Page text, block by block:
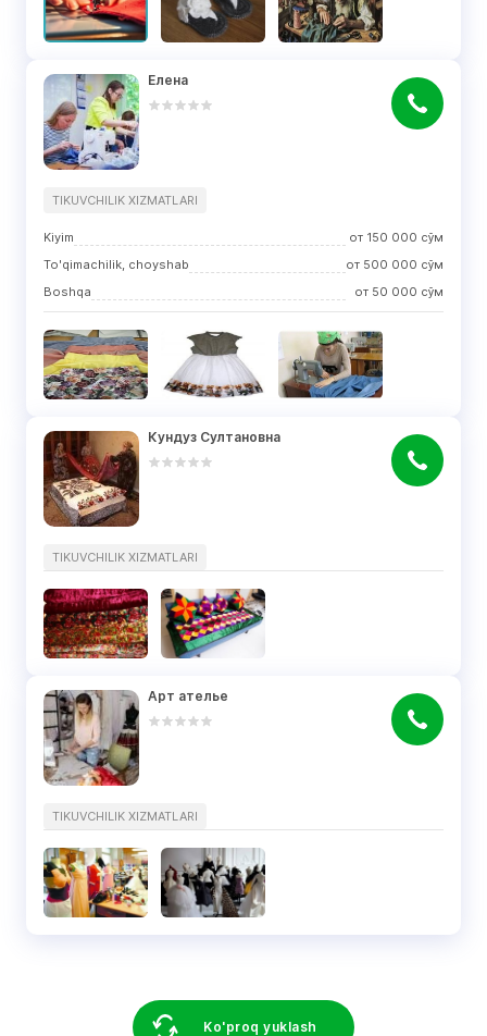
Елена
TIKUVCHILIK XIZMATLARI
Kiyim от 150 000 сўм
To'qimachilik, choyshab
от 500 000 сўм
Boshqa
от 50 000 сўм
Кундуз Султановна
TIKUVCHILIK XIZMATLARI
Арт ателье
TIKUVCHILIK XIZMATLARI
Ko'proq yuklash